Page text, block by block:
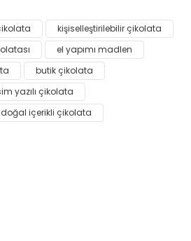
kişiselleştirilebilir çikolata
el yapımı madlen
butik çikolata
yazılı çikolata
doğal içerikli çikolata